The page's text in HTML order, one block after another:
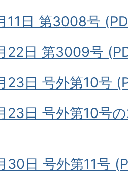
11日 第3008号
22日 第3009号
23日 号外第10号
23日 号外第10号
30日 号外第11号